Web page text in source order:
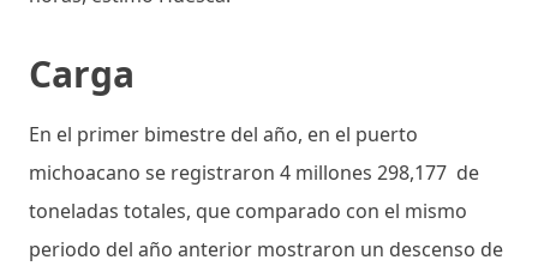
Carga
En el primer bimestre del año, en el puerto
michoacano se registraron 4 millones 298,177 de
toneladas totales, que comparado con el mismo
periodo del año anterior mostraron un descenso de